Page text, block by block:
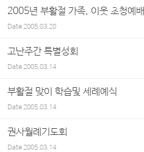
2005년 부활절 가족, 이웃 초청예배
Date2005.03.20
고난주간 특별성회
Date2005.03.14
부활절 맞이 학습및 세례예식
Date2005.03.14
권사월례기도회
Date2005.03.14